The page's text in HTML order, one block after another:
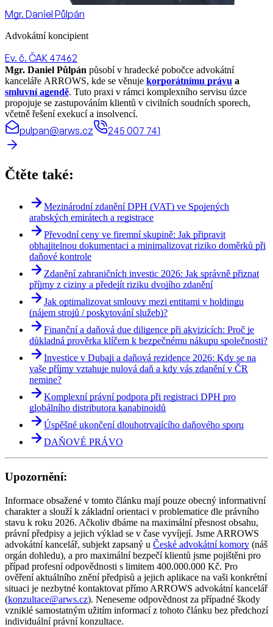
Mgr. Daniel Půlpán
Advokátní koncipient
Ev. č. ČAK 47462
Mgr. Daniel Půlpán působí v hradecké pobočce advokátní
kanceláře ARROWS, kde se věnuje korporátnímu právu a
smluvní agendě. Tuto praxi v rámci komplexního servisu úzce
propojuje se zastupováním klientů v civilních soudních sporech,
včetně řešení exekucí a insolvencí.
pulpan@arws.cz 245 007 741
Čtěte také:
Mezinárodní zdanění DPH (VAT) ve Spojených
arabských emirátech a registrace
Převodní ceny ve firemní skupině: Jak připravit
obhajitelnou dokumentaci a minimalizovat riziko doměrků při
daňové kontrole
Zdanění zahraničních investic 2026: Jak správně přiznat
příjmy z ciziny a předejít riziku dvojího zdanění
Jak optimalizovat smlouvy mezi entitami v holdingu
(nájem strojů / poskytování služeb)?
Finanční a daňová due diligence při akvizicích: Proč je
důkladná prověrka klíčem k bezpečnému nákupu společnosti?
Investice v Dubaji a daňová rezidence 2026: Kdy se na
vaše příjmy vztahuje nulová daň a kdy vás zdanění v ČR
nemine?
Komplexní právní podpora při registraci DPH pro
globálního distributora kanabinoidů
Úspěšné ukončení dlouhotrvajícího daňového sporu
DAŇOVÉ PRÁVO
Upozornění:
Informace obsažené v tomto článku mají pouze obecný informativní
charakter a slouží k základní orientaci v problematice dle právního
stavu k roku 2026. Ačkoliv dbáme na maximální přesnost obsahu,
právní předpisy a jejich výklad se v čase vyvíjejí. Jsme ARROWS
advokátní kancelář, subjekt zapsaný u České advokátní komory (náš
orgán dohledu), a pro maximální bezpečí klientů jsme pojištěni pro
případ profesní odpovědnosti s limitem 400.000.000 Kč. Pro
ověření aktuálního znění předpisů a jejich aplikace na vaši konkrétní
situaci je nezbytné kontaktovat přímo ARROWS advokátní kancelář
(konzultace@arws.cz). Neneseme odpovědnost za případné škody
vzniklé samostatným užitím informací z tohoto článku bez předchozí
individuální právní konzultace.